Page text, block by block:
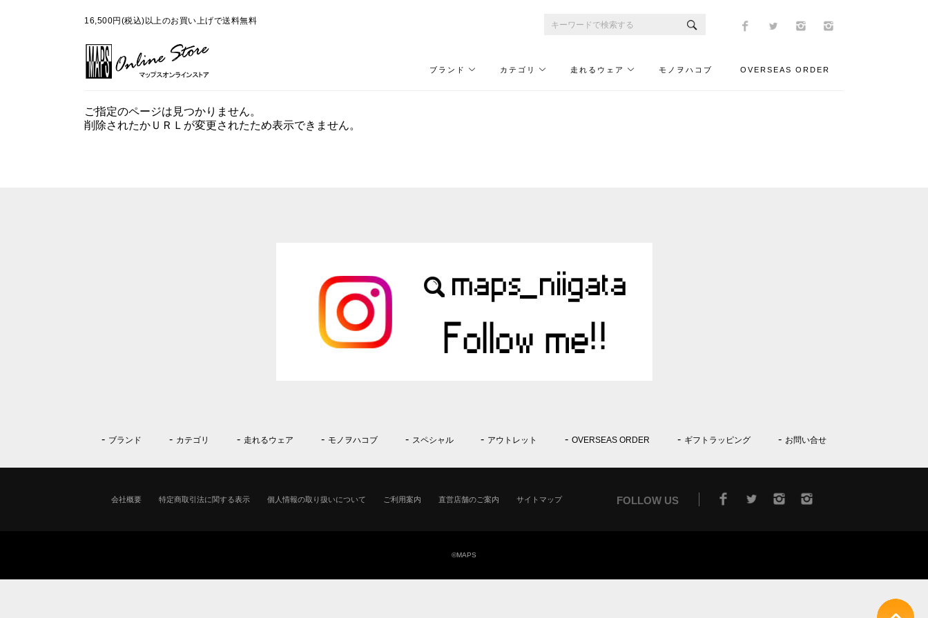
16,500円(税込)以上のお買い上げで送料無料
ブランド カテゴリ 走れるウェア モノヲハコブ OVERSEAS ORDER
ご指定のページは見つかりません。
削除されたかＵＲＬが変更されたため表示できません。
ブランド カテゴリ 走れるウェア モノヲハコブ スペシャル アウトレット OVERSEAS ORDER ギフトラッピング お問い合せ
会社概要 特定商取引法に関する表示 個人情報の取り扱いについて ご利用案内 直営店舗のご案内 サイトマップ FOLLOW US
©MAPS